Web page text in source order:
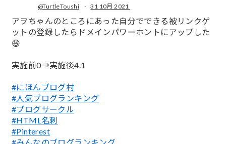
@TurtleToushi · 31 10月 2021
アヲちゃんのところにあった自分でできる被リンクゲ
ットの登録したらドメインパワーホントにアップした
😆
実施前0→実施後4.1
#にほんブログ村
#人気ブログランキング
#ブログサークル
#HTML名刺
#Pinterest